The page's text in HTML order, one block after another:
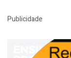
Publicidade